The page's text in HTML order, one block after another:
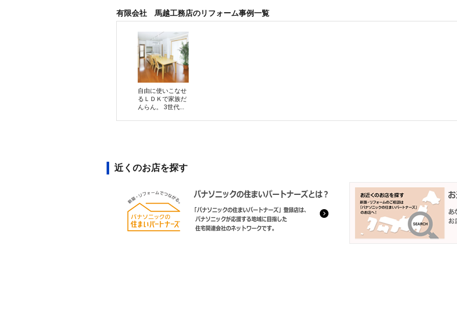
有限会社 馬越工務店のリフォーム事例一覧
自由に使いこなせ
るＬＤＫで家族だ
んらん。 3世代...
近くのお店を探す